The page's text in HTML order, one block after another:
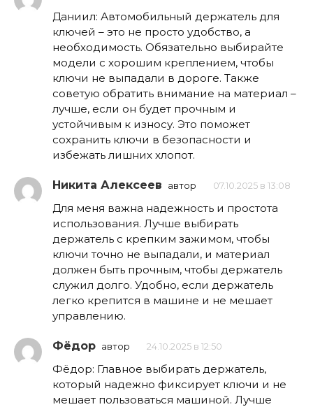
Даниил: Автомобильный держатель для
ключей – это не просто удобство, а
необходимость. Обязательно выбирайте
модели с хорошим креплением, чтобы
ключи не выпадали в дороге. Также
советую обратить внимание на материал –
лучше, если он будет прочным и
устойчивым к износу. Это поможет
сохранить ключи в безопасности и
избежать лишних хлопот.
Никита Алексеев автор 07.10.2025 в 13:08
Для меня важна надежность и простота
использования. Лучше выбирать
держатель с крепким зажимом, чтобы
ключи точно не выпадали, и материал
должен быть прочным, чтобы держатель
служил долго. Удобно, если держатель
легко крепится в машине и не мешает
управлению.
Фёдор автор 24.10.2025 в 12:50
Фёдор: Главное выбирать держатель,
который надежно фиксирует ключи и не
мешает пользоваться машиной. Лучше